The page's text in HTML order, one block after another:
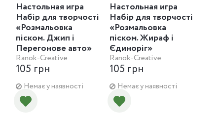
Настольная игра
Набір для творчості
«Розмальовка
піском. Джип і
Перегонове авто»
Ranok-Creative
105 грн
Немає у наявності
Настольная игра
Набір для творчості
«Розмальовка
піском. Жираф і
Єдиноріг»
Ranok-Creative
105 грн
Немає у наявності